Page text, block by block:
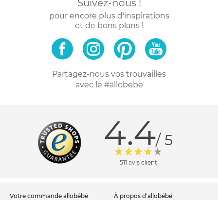
Suivez-nous !
pour encore plus d'inspirations
et de bons plans !
Partagez-nous vos trouvailles
avec le #allobebe
4.4/ 5
511 avis client
votre commande allobébé à propos d'allobébé